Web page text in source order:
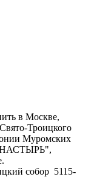
в Москве,
Троицкого
Муромских
собор 5115-